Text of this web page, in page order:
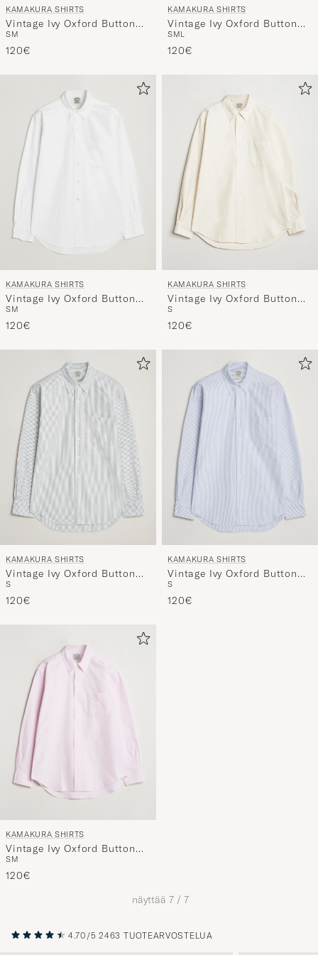
KAMAKURA SHIRTS
Vintage Ivy Oxford Button
Down Shirt Light Blue
SM
120€
KAMAKURA SHIRTS
Vintage Ivy Oxford Button
Down Shirt Navy
SML
120€
KAMAKURA SHIRTS
Vintage Ivy Oxford Button
Down Shirt White
SM
120€
KAMAKURA SHIRTS
Vintage Ivy Oxford Button
Down Shirt Beige
S
120€
KAMAKURA SHIRTS
Vintage Ivy Oxford Button
Down Shirt Green Stripe
S
120€
KAMAKURA SHIRTS
Vintage Ivy Oxford Button
Down Shirt Blue Stripe
S
120€
KAMAKURA SHIRTS
Vintage Ivy Oxford Button
Down Shirt Pink Stripe
SM
120€
näyttää 7 / 7
4.70/5 2463 TUOTEARVOSTELUA